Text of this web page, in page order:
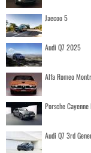
Jaecoo 5
Audi Q7 2025
Alfa Romeo
Porsche
Audi Q7 3rd